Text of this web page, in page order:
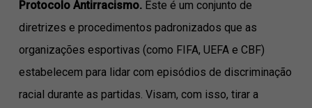
Protocolo Antirracismo.Este é um conjunto de
diretrizes e procedimentos padronizados que as
organizações esportivas (como FIFA, UEFA e CBF)
estabelecem para lidar com episódios de discriminação
racial durante as partidas. Visam, com isso, tirar a